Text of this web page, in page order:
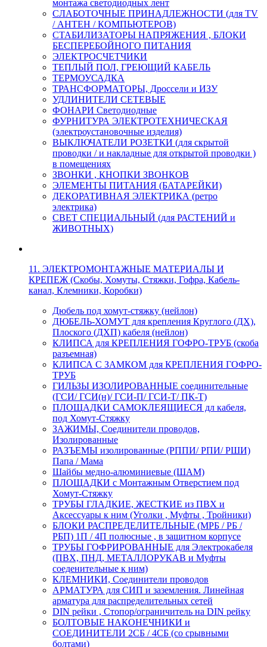
монтажа светодиодных лент
СЛАБОТОЧНЫЕ ПРИНАДЛЕЖНОСТИ (для TV
/ АНТЕН / КОМПЬЮТЕРОВ)
СТАБИЛИЗАТОРЫ НАПРЯЖЕНИЯ , БЛОКИ
БЕСПЕРЕБОЙНОГО ПИТАНИЯ
ЭЛЕКТРОСЧЕТЧИКИ
ТЕПЛЫЙ ПОЛ, ГРЕЮЩИЙ КАБЕЛЬ
ТЕРМОУСАДКА
ТРАНСФОРМАТОРЫ, Дроссели и ИЗУ
УДЛИНИТЕЛИ СЕТЕВЫЕ
ФОНАРИ Светодиодные
ФУРНИТУРА ЭЛЕКТРОТЕХНИЧЕСКАЯ
(электроустановочные изделия)
ВЫКЛЮЧАТЕЛИ РОЗЕТКИ (для скрытой
проводки / и накладные для открытой проводки )
в помещениях
ЗВОНКИ , КНОПКИ ЗВОНКОВ
ЭЛЕМЕНТЫ ПИТАНИЯ (БАТАРЕЙКИ)
ДЕКОРАТИВНАЯ ЭЛЕКТРИКА (ретро
электрика)
СВЕТ СПЕЦИАЛЬНЫЙ (для РАСТЕНИЙ и
ЖИВОТНЫХ)
11. ЭЛЕКТРОМОНТАЖНЫЕ МАТЕРИАЛЫ И
КРЕПЕЖ (Скобы, Хомуты, Стяжки, Гофра, Кабель-
канал, Клемники, Коробки)
Дюбель под хомут-стяжку (нейлон)
ДЮБЕЛЬ-ХОМУТ для крепления Круглого (ДХ),
Плоского (ДХП) кабеля (нейлон)
КЛИПСА для КРЕПЛЕНИЯ ГОФРО-ТРУБ (скоба
разъемная)
КЛИПСА С ЗАМКОМ для КРЕПЛЕНИЯ ГОФРО-
ТРУБ
ГИЛЬЗЫ ИЗОЛИРОВАННЫЕ соединительные
(ГСИ/ ГСИ(н)/ ГСИ-П/ ГСИ-Т/ ПК-Т)
ПЛОЩАДКИ САМОКЛЕЯЩИЕСЯ дл кабеля,
под Хомут-Стяжку
ЗАЖИМЫ, Соединители проводов,
Изолированные
РАЗЪЕМЫ изолированные (РППИ/ РПИ/ РШИ)
Папа / Мама
Шайбы медно-алюминиевые (ШАМ)
ПЛОЩАДКИ с Монтажным Отверстием под
Хомут-Стяжку
ТРУБЫ ГЛАДКИЕ, ЖЕСТКИЕ из ПВХ и
Аксессуары к ним (Уголки , Муфты , Тройники)
БЛОКИ РАСПРЕДЕЛИТЕЛЬНЫЕ (МРБ / РБ /
РБП) 1П / 4П полюсные , в защитном корпусе
ТРУБЫ ГОФРИРОВАННЫЕ для Электрокабеля
(ПВХ, ПНД, МЕТАЛЛОРУКАВ и Муфты
соеденительные к ним)
КЛЕМНИКИ, Соединители проводов
АРМАТУРА для СИП и заземления. Линейная
арматура для распределительных сетей
DIN рейки , Стопор/ограничитель на DIN рейку
БОЛТОВЫЕ НАКОНЕЧНИКИ и
СОЕДИНИТЕЛИ 2СБ / 4СБ (со срывными
болтами)